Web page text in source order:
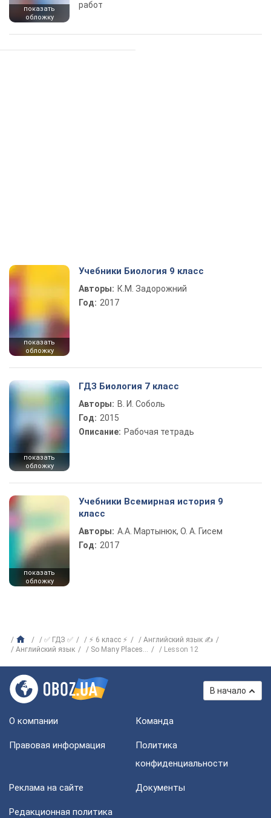
показать
обложку
работ
показать
обложку
Учебники Биология 9 класс
Авторы: К.М. Задорожний
Год: 2017
показать
обложку
ГДЗ Биология 7 класс
Авторы: В. И. Соболь
Год: 2015
Описание: Рабочая тетрадь
показать
обложку
Учебники Всемирная история 9
класс
Авторы: А.А. Мартынюк, О. А. Гисем
Год: 2017
✅ ГДЗ ✅ ⚡ 6 класс ⚡
Английский язык ✍
Английский язык
So Many Places… Lesson 12
В начало
О компании Команда
Правовая информация
Политика
конфиденциальности
Реклама на сайте Документы
Редакционная политика